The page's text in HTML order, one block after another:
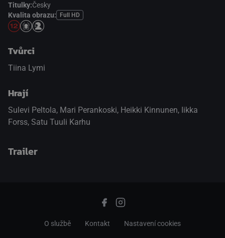
Titulky:Česky
Kvalita obrazu:
Full HD
Tvůrci
Tiina Lymi
Hrají
Sulevi Peltola, Mari Perankoski, Heikki Kinnunen, Iikka
Forss, Satu Tuuli Karhu
Trailer
O službě Kontakt Nastavení cookies